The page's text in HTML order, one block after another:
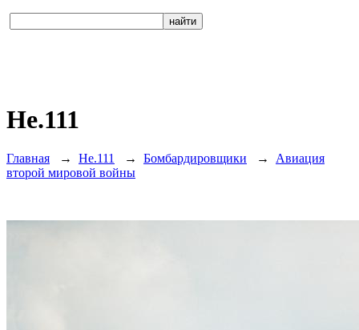
He.111
Главная → He.111 → Бомбардировщики → Авиация
второй мировой войны